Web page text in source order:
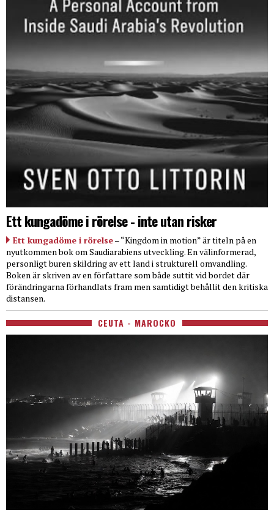
Ett kungadöme i rörelse - inte utan risker
Ett kungadöme i rörelse– “Kingdom in motion” är titeln på en
nyutkommen bok om Saudiarabiens utveckling. En välinformerad,
personligt buren skildring av ett land i strukturell omvandling.
Boken är skriven av en författare som både suttit vid bordet där
förändringarna förhandlats fram men samtidigt behållit den kritiska
distansen.
CEUTA - MAROCKO